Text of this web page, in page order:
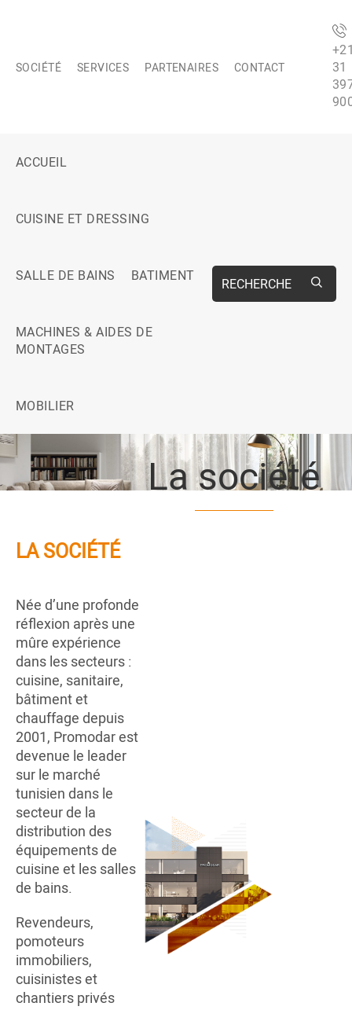
SOCIÉTÉ SERVICES PARTENAIRES CONTACT
31
ACCUEIL
CUISINE ET DRESSING
SALLE DE BAINS BATIMENT
MACHINES & AIDES DE
MONTAGES
MOBILIER
RECHERCHE
La société
LA SOCIÉTÉ
Née d’une profonde
réflexion après une
mûre expérience
dans les secteurs :
cuisine, sanitaire,
bâtiment et
chauffage depuis
2001, Promodar est
devenue le leader
sur le marché
tunisien dans le
secteur de la
distribution des
équipements de
cuisine et les salles
de bains.
Revendeurs,
pomoteurs
immobiliers,
cuisinistes et
chantiers privés